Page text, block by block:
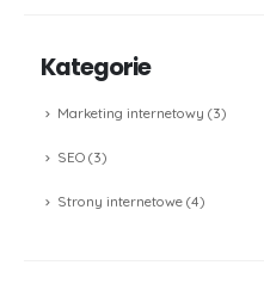
Kategorie
Marketing internetowy (3)
SEO(3)
Strony internetowe(4)